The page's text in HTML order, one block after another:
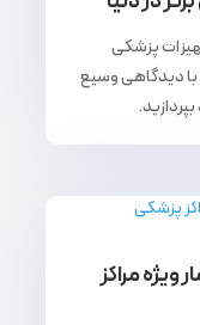
پزشکی
با دیدگاهی وسیع
مراکز